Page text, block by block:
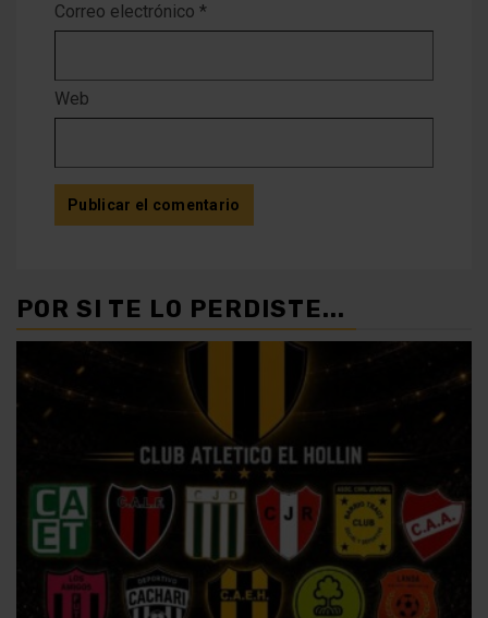
Correo electrónico *
Web
POR SI TE LO PERDISTE...